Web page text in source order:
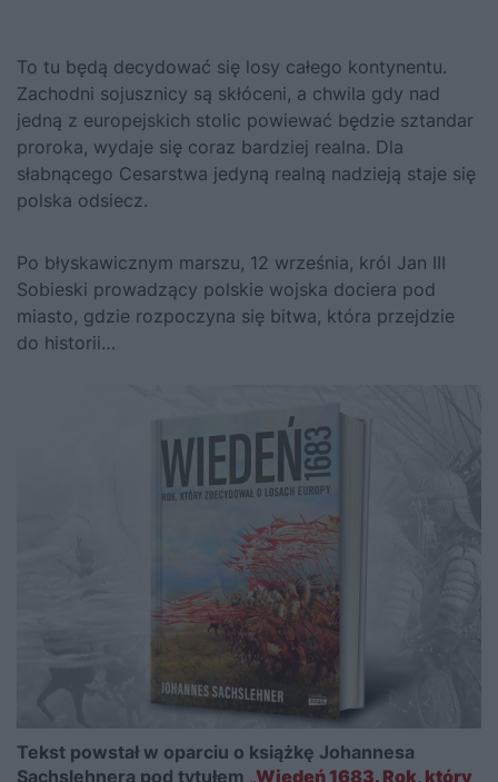
To tu będą decydować się losy całego kontynentu.
Zachodni sojusznicy są skłóceni, a chwila gdy nad
jedną z europejskich stolic powiewać będzie sztandar
proroka, wydaje się coraz bardziej realna. Dla
słabnącego Cesarstwa jedyną realną nadzieją staje się
polska odsiecz.
Po błyskawicznym marszu, 12 września, król Jan III
Sobieski prowadzący polskie wojska dociera pod
miasto, gdzie rozpoczyna się bitwa, która przejdzie
do historii…
Tekst powstał w oparciu o książkę Johannesa
Sachslehnera pod tytułem „Wiedeń 1683. Rok, który